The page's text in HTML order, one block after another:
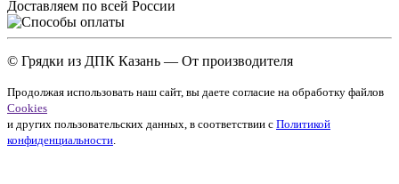
Доставляем по всей России
© Грядки из ДПК Казань — От производителя
Продолжая использовать наш сайт, вы даете согласие на обработку файлов
Cookies
и других пользовательских данных, в соответствии с Политикой
конфиденциальности